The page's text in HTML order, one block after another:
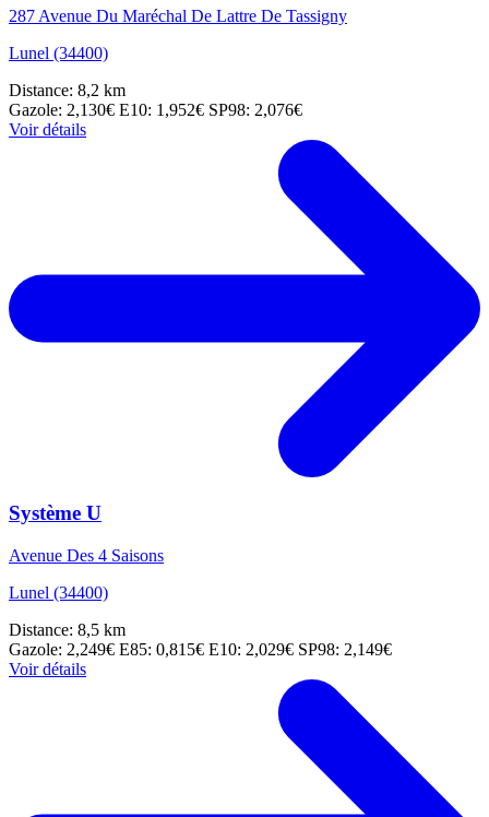
287 Avenue Du Maréchal De Lattre De Tassigny
Lunel (34400)
Distance: 8,2 km
Gazole: 2,130€ E10: 1,952€ SP98: 2,076€
Voir détails
Système U
Avenue Des 4 Saisons
Lunel (34400)
Distance: 8,5 km
Gazole: 2,249€ E85: 0,815€ E10: 2,029€ SP98: 2,149€
Voir détails